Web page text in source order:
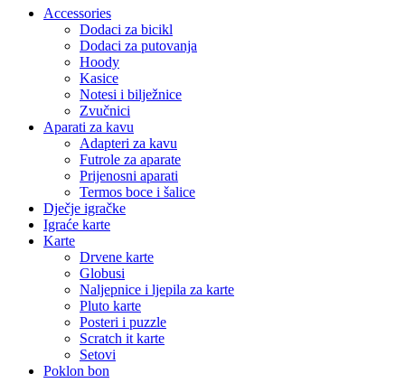
Accessories
Dodaci za bicikl
Dodaci za putovanja
Hoody
Kasice
Notesi i bilježnice
Zvučnici
Aparati za kavu
Adapteri za kavu
Futrole za aparate
Prijenosni aparati
Termos boce i šalice
Dječje igračke
Igraće karte
Karte
Drvene karte
Globusi
Naljepnice i ljepila za karte
Pluto karte
Posteri i puzzle
Scratch it karte
Setovi
Poklon bon